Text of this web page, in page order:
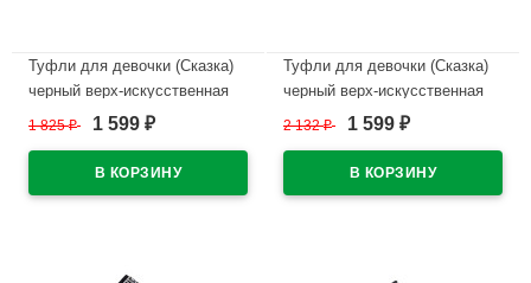
Туфли для девочки (Сказка)
черный верх-искусственная
кожа подкладка-натуральная
арт.R350194745BK
1 825₽ 1 599 ₽
Туфли для девочки (Сказка)
черный верх-искусственная
кожа подкладка-
размерный ряд 32-37
арт.R818294765BK
2 132₽ 1 599 ₽